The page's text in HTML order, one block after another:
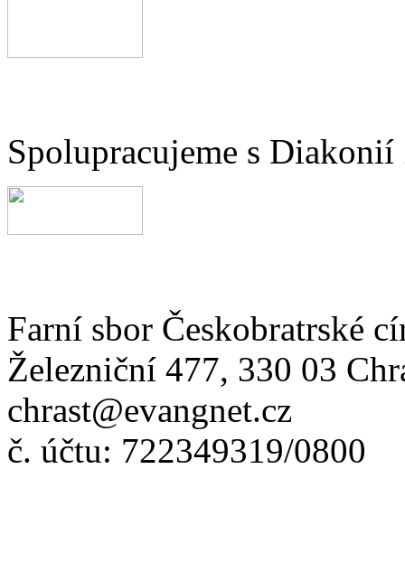
Spolupracujeme s Diakonií
Farní sbor Českobratrské
Železniční 477, 330 03
chrast@evangnet.cz
č. účtu: 722349319/0800